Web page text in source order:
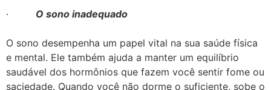
· O sono inadequado
O sono desempenha um papel vital na sua saúde física
e mental. Ele também ajuda a manter um equilíbrio
saudável dos hormônios que fazem você sentir fome ou
saciedade. Quando você não dorme o suficiente, sobe o